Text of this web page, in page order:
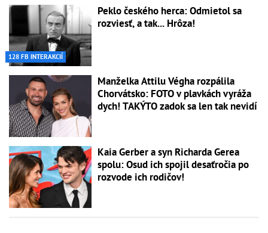
128 FB INTERAKCIÍ
Peklo českého herca: Odmietol sa
rozviesť, a tak... Hrôza!
Manželka Attilu Végha rozpálila
Chorvátsko: FOTO v plavkách vyráža
dych! TAKÝTO zadok sa len tak nevidí
Kaia Gerber a syn Richarda Gerea
spolu: Osud ich spojil desaťročia po
rozvode ich rodičov!